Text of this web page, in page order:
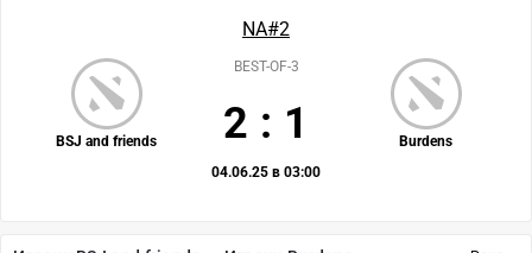
NA#2
BSJ and friends Burdens
BEST-OF-3
2 : 1
04.06.25 в 03:00